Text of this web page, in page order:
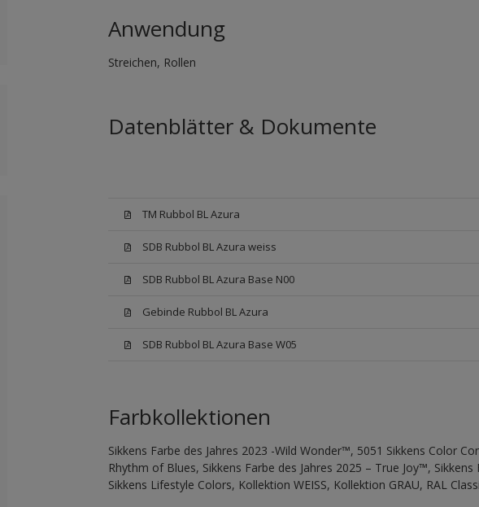
Anwendung
Streichen, Rollen
Datenblätter & Dokumente
TM Rubbol BL Azura
SDB Rubbol BL Azura weiss
SDB Rubbol BL Azura Base N00
Gebinde Rubbol BL Azura
SDB Rubbol BL Azura Base W05
Farbkollektionen
Sikkens Farbe des Jahres 2023 -Wild Wonder™, 5051 Sikkens Color
Rhythm of Blues, Sikkens Farbe des Jahres 2025 – True Joy™,
Sikkens Lifestyle Colors, Kollektion WEISS, Kollektion GRAU, RAL